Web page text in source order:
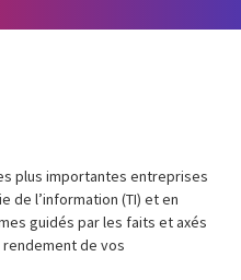
plus importantes entreprises
de l’information (TI) et en
guidés par les faits et axés
de vos